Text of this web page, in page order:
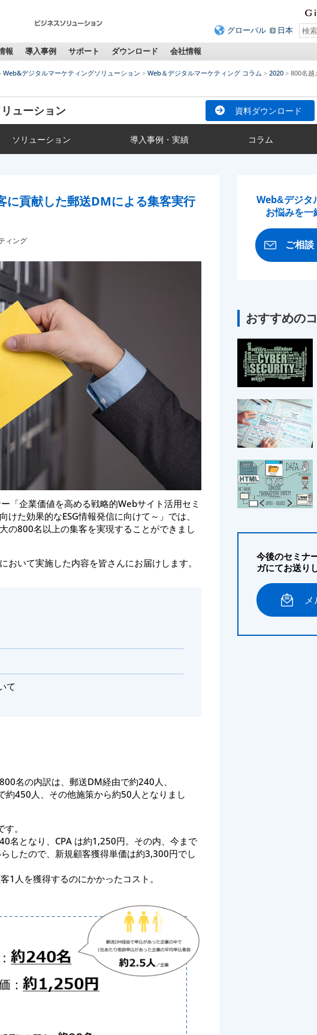
グローバル 日本
報 導入事例 サポート ダウンロード 会社情報
Web&デジタルマーケティングソリューション Web＆デジタルマーケティング コラム 2020
800名越
ューション 資料ダウンロード
ソリューション 導入事例・実績 コラム
に貢献した郵送DMによる集客実行
ィング
「企業価値を高める戦略的Webサイト活用セミ
た効果的なESG情報発信に向けて～」では、
の800名以上の集客を実現することができまし
おいて実施した内容を皆さんにお届けします。
て
名の内訳は、郵送DM経由で約240人、
約450人、その他施策から約50人となりまし
。
名となり、CPA は約1,250円。その内、今まで
したので、新規顧客獲得単価は約3,300円でし
人を獲得するのにかかったコスト。
Web&デジタ
お悩みを一
ご相談
おすすめの
今後のセミナ
ガにてお送り